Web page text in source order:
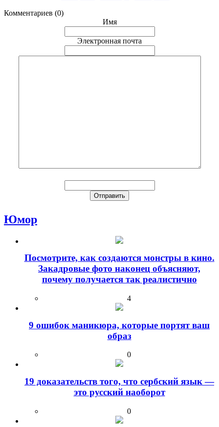
Комментариев (0)
Имя
Электронная почта
Юмор
Посмотрите, как создаются монстры в кино.
Закадровые фото наконец объясняют,
почему получается так реалистично
4
9 ошибок маникюра, которые портят ваш
образ
0
19 доказательств того, что сербский язык —
это русский наоборот
0